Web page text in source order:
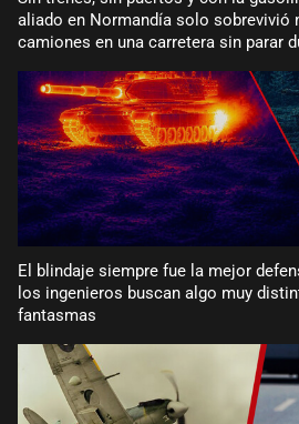
aliado en Normandía solo sobrevivió
camiones en una carretera sin parar
El blindaje siempre fue la mejor
los ingenieros buscan algo muy
fantasmas